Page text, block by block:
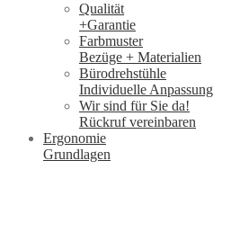
Qualität
+Garantie
Farbmuster
Bezüge + Materialien
Bürodrehstühle
Individuelle Anpassung
Wir sind für Sie da!
Rückruf vereinbaren
Ergonomie
Grundlagen